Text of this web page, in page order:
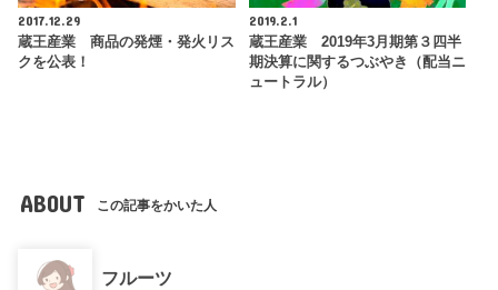
2017.12.29
蔵王産業 商品の発煙・発火リス
クを公表！
2019.2.1
蔵王産業 2019年3月期第３四半
期決算に関するつぶやき（配当ニ
ュートラル）
ABOUT この記事をかいた人
フルーツ